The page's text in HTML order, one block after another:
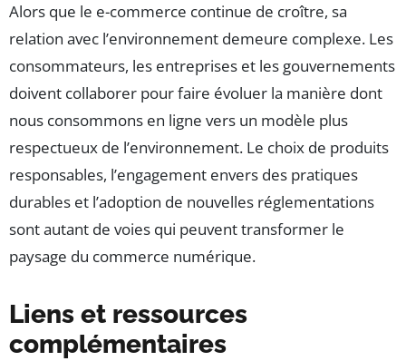
Alors que le e-commerce continue de croître, sa
relation avec l’environnement demeure complexe. Les
consommateurs, les entreprises et les gouvernements
doivent collaborer pour faire évoluer la manière dont
nous consommons en ligne vers un modèle plus
respectueux de l’environnement. Le choix de produits
responsables, l’engagement envers des pratiques
durables et l’adoption de nouvelles réglementations
sont autant de voies qui peuvent transformer le
paysage du commerce numérique.
Liens et ressources
complémentaires